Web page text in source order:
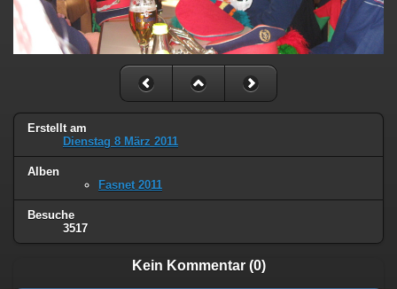
Erstellt am
Dienstag 8 März 2011
Alben
Fasnet 2011
Besuche
3517
Kein Kommentar (0)